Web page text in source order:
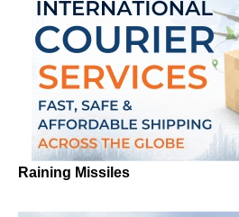
Raining Missiles